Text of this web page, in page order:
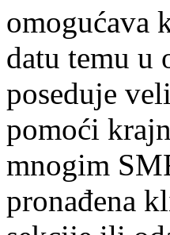
omogućava
datu temu u
poseduje
pomoći
mnogim
pronađena